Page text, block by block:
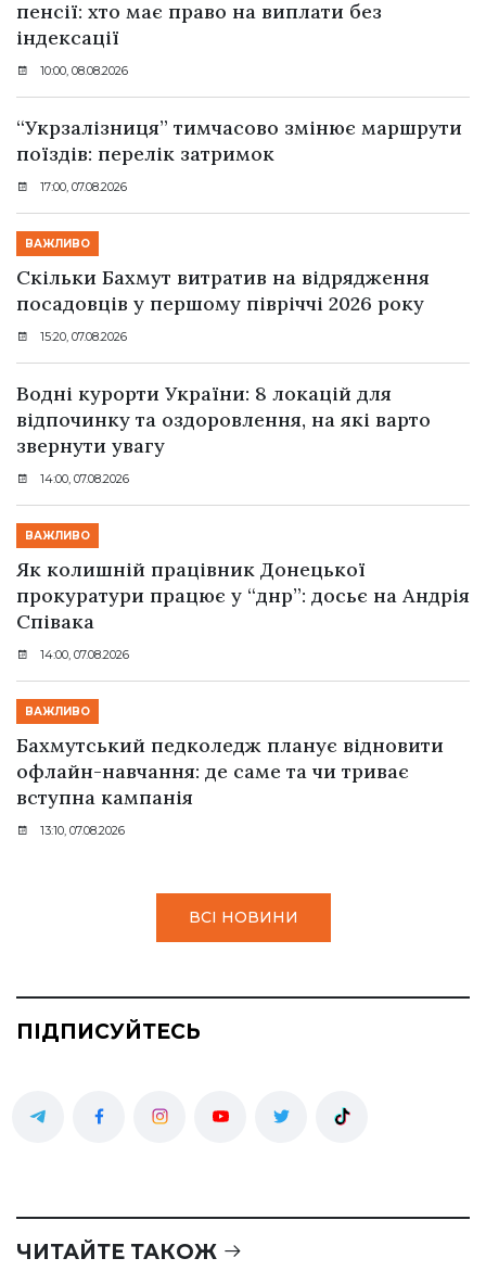
пенсії: хто має право на виплати без
індексації
10:00, 08.08.2026
“Укрзалізниця” тимчасово змінює маршрути
поїздів: перелік затримок
17:00, 07.08.2026
ВАЖЛИВО
Скільки Бахмут витратив на відрядження
посадовців у першому півріччі 2026 року
15:20, 07.08.2026
Водні курорти України: 8 локацій для
відпочинку та оздоровлення, на які варто
звернути увагу
14:00, 07.08.2026
ВАЖЛИВО
Як колишній працівник Донецької
прокуратури працює у “днр”: досьє на Андрія
Співака
14:00, 07.08.2026
ВАЖЛИВО
Бахмутський педколедж планує відновити
офлайн-навчання: де саме та чи триває
вступна кампанія
13:10, 07.08.2026
ВСІ НОВИНИ
ПІДПИСУЙТЕСЬ
ЧИТАЙТЕ ТАКОЖ